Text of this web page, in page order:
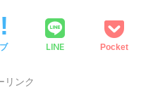
LINE Pocket
リンク